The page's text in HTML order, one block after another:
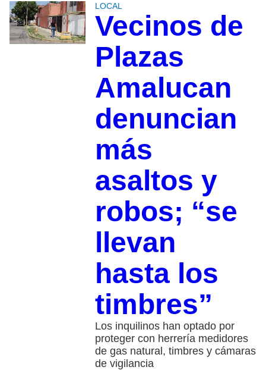
LOCAL
Vecinos de
Plazas
Amalucan
denuncian
más
asaltos y
robos; “se
llevan
hasta los
timbres”
Los inquilinos han optado por
proteger con herrería medidores
de gas natural, timbres y cámaras
de vigilancia